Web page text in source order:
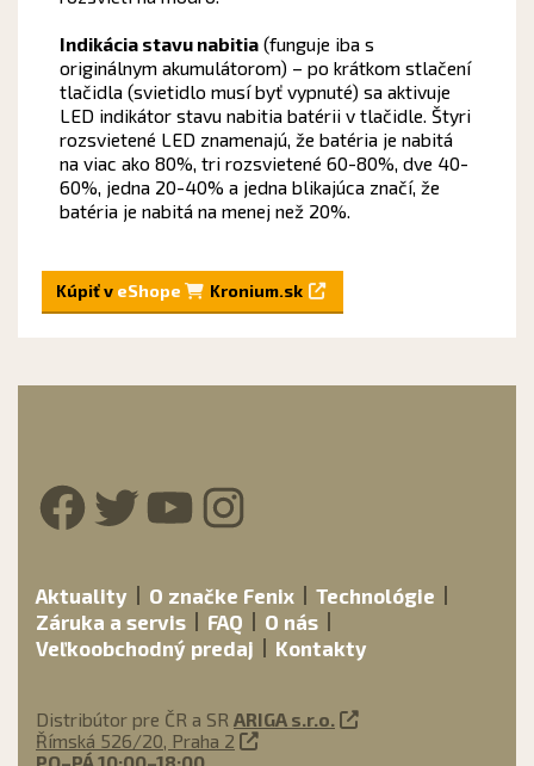
Indikácia stavu nabitia(funguje iba s
originálnym akumulátorom) – po krátkom stlačení
tlačidla (svietidlo musí byť vypnuté) sa aktivuje
LED indikátor stavu nabitia batérii v tlačidle. Štyri
rozsvietené LED znamenajú, že batéria je nabitá
na viac ako 80%, tri rozsvietené 60-80%, dve 40-
60%, jedna 20-40% a jedna blikajúca značí, že
batéria je nabitá na menej než 20%.
Kúpiť v eShope Kronium.sk
Facebook
Twitter
YouTube
Aktuality O značke Fenix
Technológie
Záruka a servis
FAQ
O nás
Veľkoobchodný predaj
Kontakty
Distribútor pre ČR a SR ARIGA s.r.o.
Římská 526/20, Praha 2